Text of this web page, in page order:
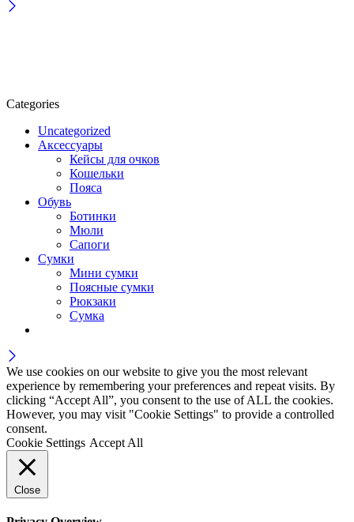
Categories
Uncategorized
Аксессуары
Кейсы для очков
Кошельки
Пояса
Обувь
Ботинки
Мюли
Сапоги
Сумки
Мини сумки
Поясные сумки
Рюкзаки
Сумка
We use cookies on our website to give you the most relevant
experience by remembering your preferences and repeat visits. By
clicking “Accept All”, you consent to the use of ALL the cookies.
However, you may visit "Cookie Settings" to provide a controlled
consent.
Cookie Settings Accept All
Close